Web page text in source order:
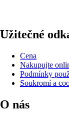
Užitečné
Cena
Nakupujte
Podmínky
Soukromí a
O nás